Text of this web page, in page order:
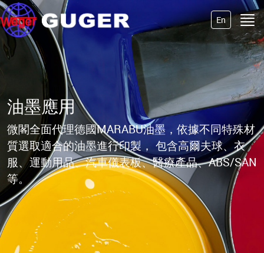
En
油墨應用
微閣全面代理德國MARABU油墨，依據不同特殊材
質選取適合的油墨進行印製， 包含高爾夫球、衣
服、運動用品、汽車儀表板、醫療產品、ABS/SAN
等。